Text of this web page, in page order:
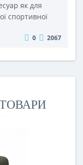
як для
спортивної
поводочницю,
запитання.1.
0 2067